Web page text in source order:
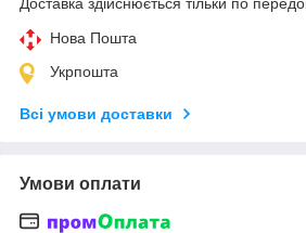
Нова Пошта
Укрпошта
Всі умови доставки
Умови оплати